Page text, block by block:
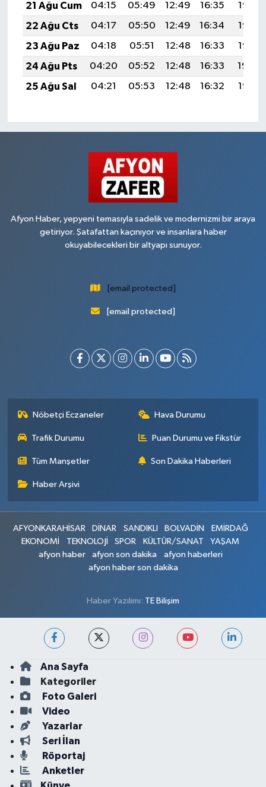
21 Ağu Cum
04:15 05:49 12:49 16:35
19:38
22 Ağu Cts
04:17 05:50 12:49 16:34
19:37
23 Ağu Paz
04:18 05:51 12:48 16:33
19:35
24 Ağu Pts
04:20 05:52 12:48 16:33
19:34
25 Ağu Sal
04:21 05:53 12:48 16:32 19:32
Afyon Haber, yepyeni temasıyla sadelik ve modernizmi bir araya
getiriyor. Şatafattan kaçınıyor ve insanlara haber
okuyabilecekleri bir altyapı sunuyor.
[email protected]
[email protected]
Nöbetçi Eczaneler Hava Durumu
Trafik Durumu Puan Durumu ve Fikstür
Tüm Manşetler Son Dakika Haberleri
Haber Arşivi
AFYONKARAHİSAR DİNAR SANDIKLI BOLVADİN
EMİRDAĞ
EKONOMİ
TEKNOLOJİ SPOR KÜLTÜR/SANAT
YAŞAM
afyon haber
afyon son dakika
afyon haberleri
afyon haber son dakika
Haber Yazılımı: TE Bilişim
Ana Sayfa
Kategoriler
Foto Galeri
Video
Yazarlar
Seri İlan
Röportaj
Anketler